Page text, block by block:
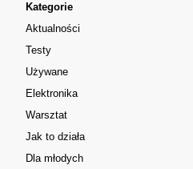
Kategorie
Aktualności
Testy
Używane
Elektronika
Warsztat
Jak to działa
Dla młodych